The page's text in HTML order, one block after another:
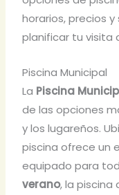
horarios, precios
planificar tu visita
Piscina Municipal
La Piscina
de las opciones
y los lugareños.
piscina ofrece un
equipado para
verano, la piscina